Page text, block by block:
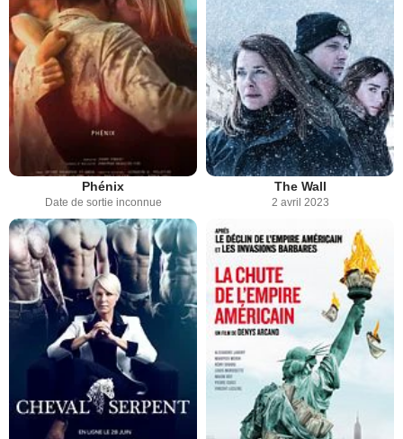
Phénix
Date de sortie inconnue
The Wall
2 avril 2023